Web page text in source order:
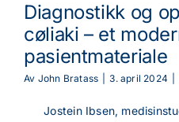
Diagnostikk og
cøliaki – et
pasientmateriale
Av John Bratass 3. april 2024
Jostein Ibsen,